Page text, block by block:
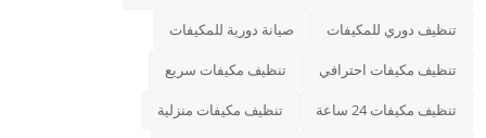
تنظيف دوري للمكيفات صيانة دورية للمكيفات
تنظيف مكيفات احترافي تنظيف مكيفات سريع
تنظيف مكيفات 24 ساعة تنظيف مكيفات منزلية